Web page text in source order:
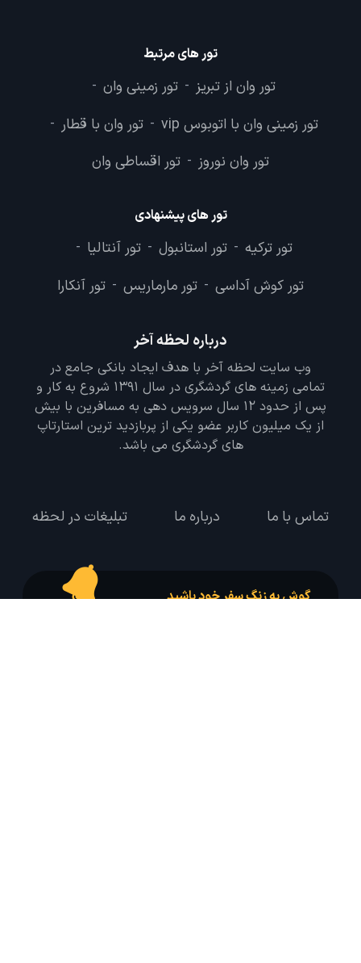
تور های مرتبط
تور وان از تبریز - تور زمینی وان -
تور زمینی وان با اتوبوس vip - تور وان با قطار -
تور وان نوروز - تور اقساطی وان
تور های پیشنهادی
تور ترکیه - تور استانبول - تور آنتالیا -
تور کوش آداسی - تور مارماریس - تور آنکارا
درباره لحظه آخر
وب سایت لحظه آخر با هدف ایجاد بانکی جامع در
تمامی زمینه های گردشگری در سال 1391 شروع به کار و
پس از حدود 12 سال سرویس دهی به مسافرین با بیش
از یک میلیون کاربر عضو یکی از پربازدید ترین استارتاپ
های گردشگری می باشد.
تماس با ما درباره ما تبلیغات در لحظه
گوش به زنگ سفر خود باشید